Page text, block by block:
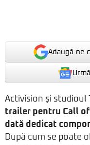
Adaugă-ne
Activision şi studioul
trailer pentru Call
dată dedicat
După cum se poate